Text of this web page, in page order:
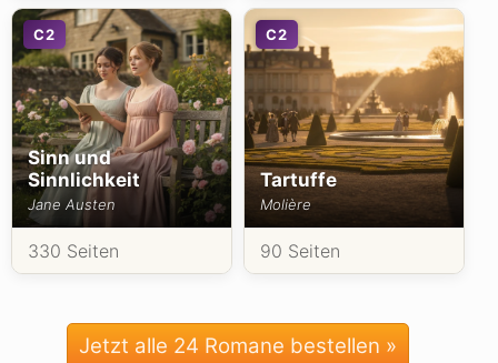
C2
Sinn und
Sinnlichkeit
Jane Austen
330 Seiten
C2
Tartuffe
Molière
90 Seiten
Jetzt alle 24 Romane bestellen »